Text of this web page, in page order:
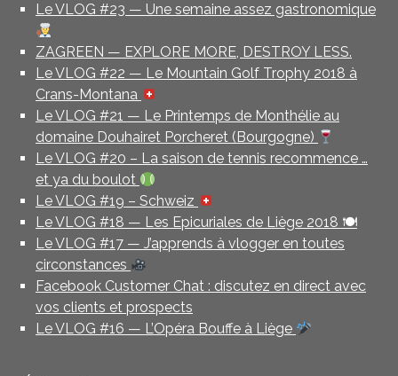
Le VLOG #23 — Une semaine assez gastronomique
ZAGREEN — EXPLORE MORE, DESTROY LESS.
Le VLOG #22 — Le Mountain Golf Trophy 2018 à
Crans-Montana
Le VLOG #21 — Le Printemps de Monthélie au
domaine Douhairet Porcheret (Bourgogne)
Le VLOG #20 – La saison de tennis recommence …
et ya du boulot
Le VLOG #19 – Schweiz
Le VLOG #18 — Les Epicuriales de Liège 2018 🍽
Le VLOG #17 — J’apprends à vlogger en toutes
circonstances
Facebook Customer Chat : discutez en direct avec
vos clients et prospects
Le VLOG #16 — L’Opéra Bouffe à Liège